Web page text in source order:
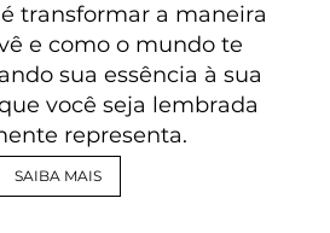
SAIBA MAIS
transformar a maneira
e como o mundo te
sua essência à sua
você seja lembrada
representa.